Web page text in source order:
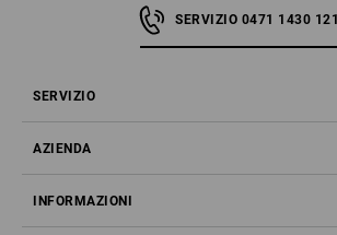
SERVIZIO 0471 1430 121
SERVIZIO
AZIENDA
INFORMAZIONI